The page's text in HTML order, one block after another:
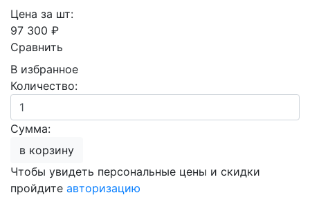
Цена за шт:
97 300 ₽
Сравнить
В избранное
Количество:
Сумма:
в корзину
Чтобы увидеть персональные цены и скидки
пройдите авторизацию